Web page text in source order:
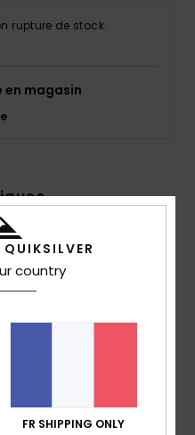
rupture de stock.
magasin
szph
recyclée en polyester
country
FR SHIPPING ONLY